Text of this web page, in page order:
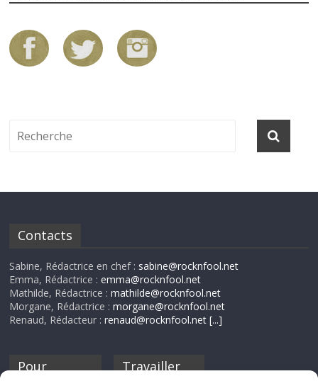
Contacts
Sabine, Rédactrice en chef : sabine@rocknfool.net
Emma, Rédactrice :emma@rocknfool.net
Mathilde, Rédactrice :mathilde@rocknfool.net
Morgane, Rédactrice :morgane@rocknfool.net
Renaud, Rédacteur :renaud@rocknfool.net [...]
Pour
Travailler